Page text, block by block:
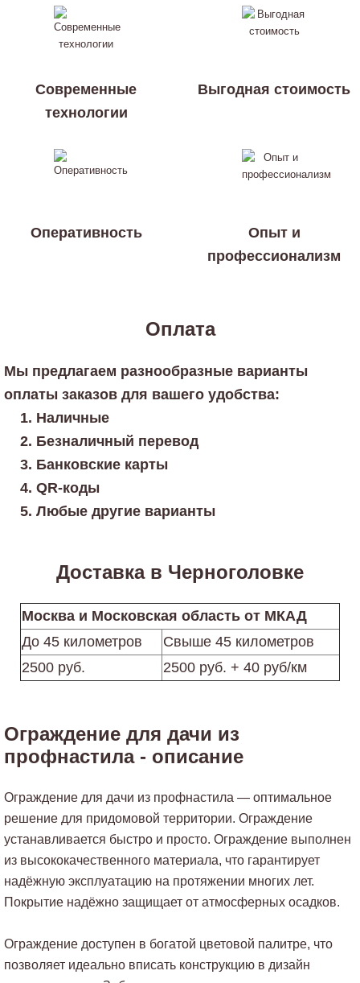
Современные
технологии
Выгодная стоимость
Оперативность
Опыт и
профессионализм
Оплата
Мы предлагаем разнообразные варианты
оплаты заказов для вашего удобства:
Наличные
Безналичный перевод
Банковские карты
QR-коды
Любые другие варианты
Доставка в Черноголовке
Москва и Московская область от МКАД
До 45 километров
Свыше 45 километров
2500 руб.
2500 руб. + 40 руб/км
Ограждение для дачи из
профнастила - описание
Ограждение для дачи из профнастила — оптимальное
решение для придомовой территории. Ограждение
устанавливается быстро и просто. Ограждение выполнен
из высококачественного материала, что гарантирует
надёжную эксплуатацию на протяжении многих лет.
Покрытие надёжно защищает от атмосферных осадков.
Ограждение доступен в богатой цветовой палитре, что
позволяет идеально вписать конструкцию в дизайн